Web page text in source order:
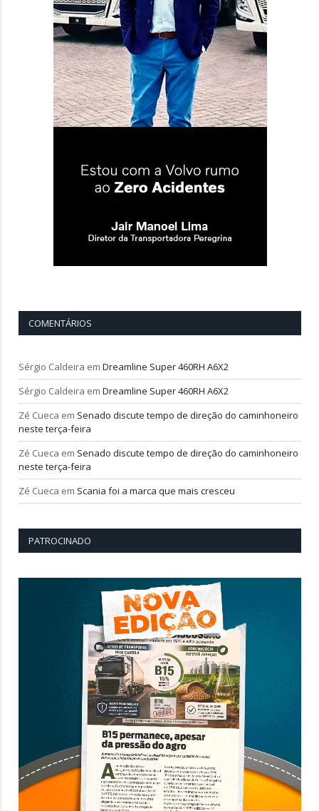
COMENTÁRIOS
Sérgio Caldeira em Dreamline Super 460RH A6X2
Sérgio Caldeira em Dreamline Super 460RH A6X2
Zé Cueca em Senado discute tempo de direção do caminhoneiro
neste terça-feira
Zé Cueca em Senado discute tempo de direção do caminhoneiro
neste terça-feira
Zé Cueca em Scania foi a marca que mais cresceu
PATROCINADO